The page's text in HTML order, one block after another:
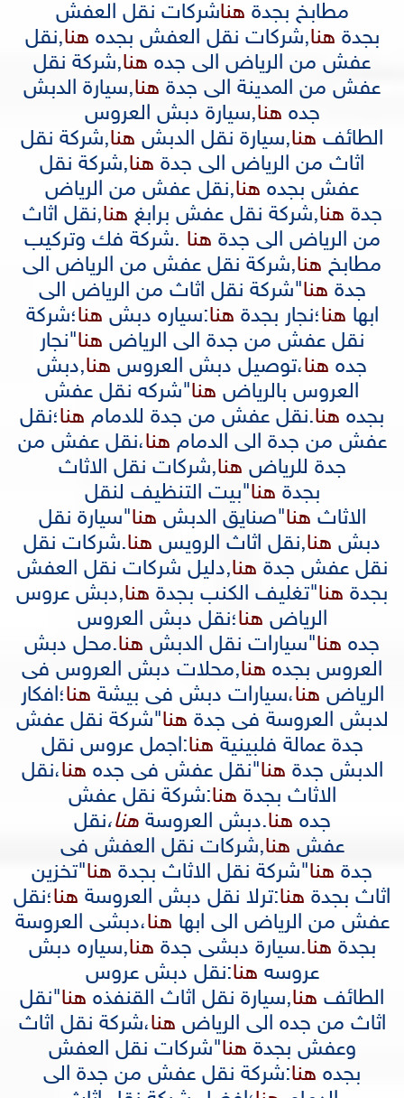
مطابخ بجدة هناشركات نقل العفش
بجدة هنا,شركات نقل العفش بجده هنا,نقل
عفش من الرياض الى جده هنا,شركة نقل
عفش من المدينة الى جدة هنا,سيارة الدبش
جده هنا,سيارة دبش العروس
الطائف هنا,سيارة نقل الدبش هنا,شركة نقل
اثاث من الرياض الى جدة هنا,شركة نقل
عفش بجده هنا,نقل عفش من الرياض
جدة هنا,شركة نقل عفش برابغ هنا,نقل اثاث
من الرياض الى جدة هنا .شركة فك وتركيب
مطابخ هنا,شركة نقل عفش من الرياض الى
جدة هنا"شركة نقل اثاث من الرياض الى
ابها هنا؛نجار بجدة هنا:سياره دبش هنا؛شركة
نقل عفش من جدة الى الرياض هنا"نجار
جده هنا،توصيل دبش العروس هنا,دبش
العروس بالرياض هنا"شركه نقل عفش
بجده هنا.نقل عفش من جدة للدمام هنا؛نقل
عفش من جدة الى الدمام هنا،نقل عفش من
جدة للرياض هنا,شركات نقل الاثاث
بجدة هنا"بيت التنظيف لنقل
الاثاث هنا"صنايق الدبش هنا"سيارة نقل
دبش هنا,نقل اثاث الرويس هنا.شركات نقل
نقل عفش جدة هنا,دليل شركات نقل العفش
بجدة هنا"تغليف الكنب بجدة هنا,دبش عروس
الرياض هنا؛نقل دبش العروس
جده هنا"سيارات نقل الدبش هنا.محل دبش
العروس بجده هنا,محلات دبش العروس فى
الرياض هنا،سيارات دبش فى بيشة هنا؛افكار
لدبش العروسة فى جدة هنا"شركة نقل عفش
جدة عمالة فلبينية هنا:اجمل عروس نقل
الدبش جدة هنا"نقل عفش فى جده هنا،نقل
الاثاث بجدة هنا:شركة نقل عفش
جده هنا.دبش العروسةهنا،نقل
عفش هنا,شركات نقل العفش فى
جدة هنا"شركة نقل الاثاث بجدة هنا"تخزين
اثاث بجدة هنا:ترلا نقل دبش العروسة هنا؛نقل
عفش من الرياض الى ابها هنا،دبشى العروسة
بجدة هنا.سيارة دبشى جدة هنا,سياره دبش
عروسه هنا:نقل دبش عروس
الطائف هنا,سيارة نقل اثاث القنفذه هنا"نقل
اثاث من جده الى الرياض هنا،شركة نقل اثاث
وعفش بجدة هنا"شركات نقل العفش
بجده هنا:شركة نقل عفش من جدة الى